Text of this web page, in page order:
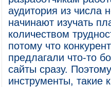
аудитория из числа
начинают изучать
количеством
потому что
предлагали что-то
сайты сразу.
инструменты, такие